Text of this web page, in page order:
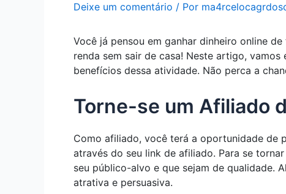
Deixe um comentário / Por
Você já pensou em ganhar dinheiro online
renda sem sair de casa! Neste artigo,
benefícios dessa atividade. Não perca a
Torne-se um Afiliado
Como afiliado, você terá a oportunidade de
através do seu link de afiliado. Para se
seu público-alvo e que sejam de qualidade.
atrativa e persuasiva.